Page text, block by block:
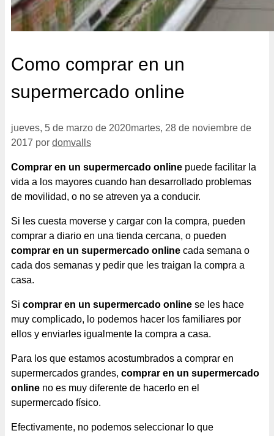
Como comprar en un
supermercado online
jueves, 5 de marzo de 2020martes, 28 de noviembre de
2017 por domvalls
Comprar en un supermercado online puede facilitar la
vida a los mayores cuando han desarrollado problemas
de movilidad, o no se atreven ya a conducir.
Si les cuesta moverse y cargar con la compra, pueden
comprar a diario en una tienda cercana, o pueden
comprar en un supermercado online cada semana o
cada dos semanas y pedir que les traigan la compra a
casa.
Si comprar en un supermercado online se les hace
muy complicado, lo podemos hacer los familiares por
ellos y enviarles igualmente la compra a casa.
Para los que estamos acostumbrados a comprar en
supermercados grandes, comprar en un supermercado
online no es muy diferente de hacerlo en el
supermercado físico.
Efectivamente, no podemos seleccionar lo que